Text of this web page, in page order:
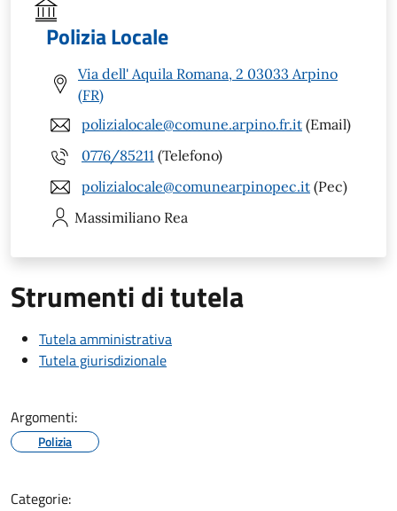
Polizia Locale
Via dell' Aquila Romana, 2 03033 Arpino
(FR)
polizialocale@comune.arpino.fr.it (Email)
0776/85211 (Telefono)
polizialocale@comunearpinopec.it (Pec)
Massimiliano Rea
Strumenti di tutela
Tutela amministrativa
Tutela giurisdizionale
Argomenti:
Polizia
Categorie: